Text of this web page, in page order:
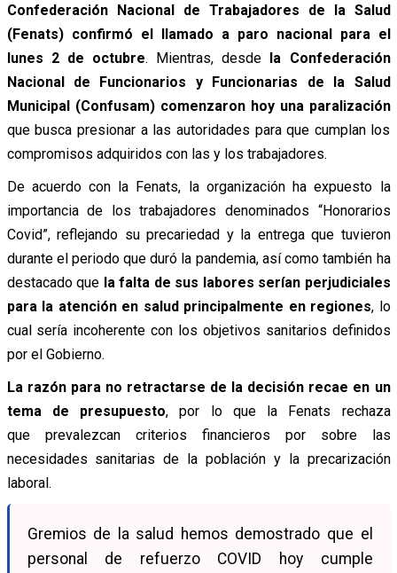
Confederación Nacional de Trabajadores de la Salud
(Fenats) confirmó el llamado a paro nacional para el
lunes 2 de octubre. Mientras, desde la Confederación
Nacional de Funcionarios y Funcionarias de la Salud
Municipal (Confusam) comenzaron hoy una paralización
que busca presionar a las autoridades para que cumplan los
compromisos adquiridos con las y los trabajadores.
De acuerdo con la Fenats, la organización ha expuesto la
importancia de los trabajadores denominados “Honorarios
Covid”, reflejando su precariedad y la entrega que tuvieron
durante el periodo que duró la pandemia, así como también ha
destacado que la falta de sus labores serían perjudiciales
para la atención en salud principalmente en regiones, lo
cual sería incoherente con los objetivos sanitarios definidos
por el Gobierno.
La razón para no retractarse de la decisión recae en un
tema de presupuesto, por lo que la Fenats rechaza
que prevalezcan criterios financieros por sobre las
necesidades sanitarias de la población y la precarización
laboral.
Gremios de la salud hemos demostrado que el
personal de refuerzo COVID hoy cumple